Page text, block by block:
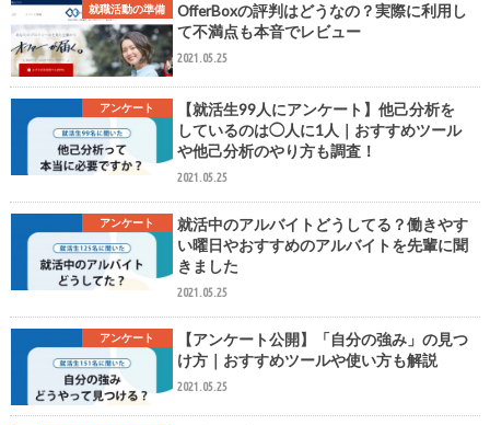
就職活動の準備
OfferBoxの評判はどうなの？実際に利用し
て不満点も本音でレビュー
2021.05.25
アンケート
【就活生99人にアンケート】他己分析を
しているのは◯人に1人｜おすすめツール
や他己分析のやり方も調査！
2021.05.25
アンケート
就活中のアルバイトどうしてる？働きやす
い曜日やおすすめのアルバイトを先輩に聞
きました
2021.05.25
アンケート
【アンケート公開】「自分の強み」の見つ
け方｜おすすめツールや使い方も解説
2021.05.25